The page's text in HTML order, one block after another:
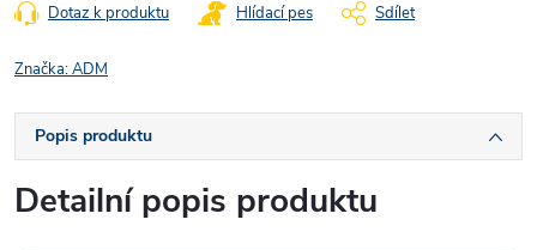
Dotaz k produktu Hlídací pes Sdílet
Značka:ADM
Popis produktu
Detailní popis produktu